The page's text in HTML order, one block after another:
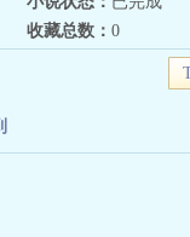
收藏总数： 0